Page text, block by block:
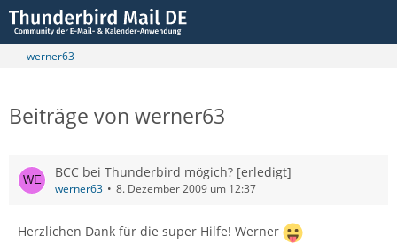
werner63
Beiträge von werner63
BCC bei Thunderbird mögich? [erledigt]
werner63 8. Dezember 2009 um 12:37
Herzlichen Dank für die super Hilfe! Werner